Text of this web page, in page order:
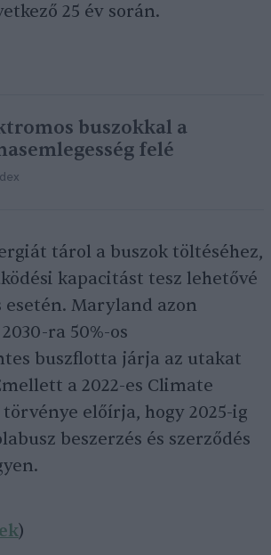
25 év során.
buszokkal a
felé
tárol a buszok töltéséhez,
kapacitást tesz lehetővé
esetén. Maryland azon
ra 50%-os
buszflotta járja az utakat
a 2022-es Climate
előírja, hogy 2025-ig
beszerzés és szerződés
)